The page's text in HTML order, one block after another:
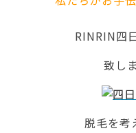
RINRIN四
致し
脱毛を考